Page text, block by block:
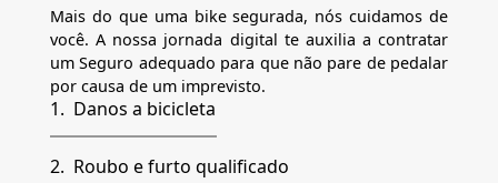
Mais do que uma bike segurada, nós cuidamos de
você. A nossa jornada digital te auxilia a contratar
um Seguro adequado para que não pare de pedalar
por causa de um imprevisto.
1. Danos a bicicleta
2. Roubo e furto qualificado